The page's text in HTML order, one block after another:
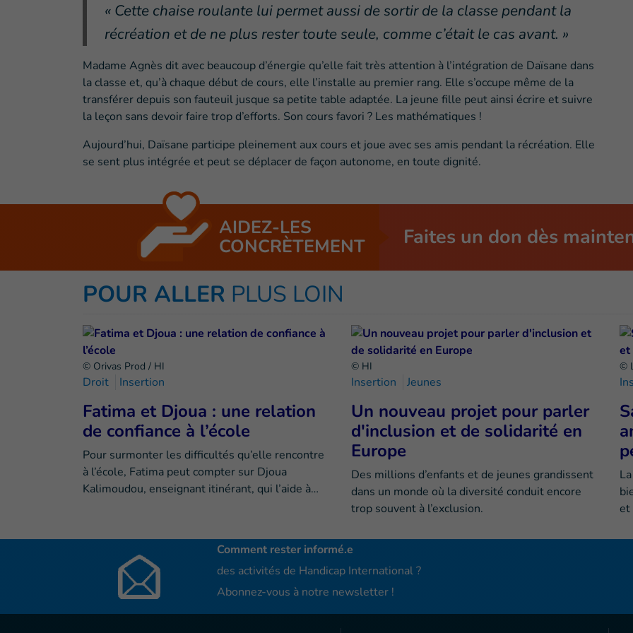
« Cette chaise roulante lui permet aussi de sortir de la classe pendant la
récréation et de ne plus rester toute seule, comme c’était le cas avant. »
Madame Agnès dit avec beaucoup d’énergie qu’elle fait très attention à l’intégration de Daïsane dans
la classe et, qu’à chaque début de cours, elle l’installe au premier rang. Elle s’occupe même de la
transférer depuis son fauteuil jusque sa petite table adaptée. La jeune fille peut ainsi écrire et suivre
la leçon sans devoir faire trop d’efforts. Son cours favori ? Les mathématiques !
Aujourd’hui, Daïsane participe pleinement aux cours et joue avec ses amis pendant la récréation. Elle
se sent plus intégrée et peut se déplacer de façon autonome, en toute dignité.
AIDEZ-LES
CONCRÈTEMENT Faites un don dès
POUR ALLER PLUS LOIN
© Orivas Prod / HI
Droit Insertion
Fatima et Djoua : une relation
de confiance à l’école
Pour surmonter les difficultés qu’elle rencontre
à l’école, Fatima peut compter sur Djoua
Kalimoudou, enseignant itinérant, qui l’aide à…
© HI
Insertion Jeunes
Un nouveau projet pour parler
d'inclusion et de solidarité en
Europe
Des millions d’enfants et de jeunes grandissent
dans un monde où la diversité conduit encore
trop souvent à l’exclusion.
©
et
Comment rester informé.e
des activités de Handicap International ?
Abonnez-vous à notre newsletter !